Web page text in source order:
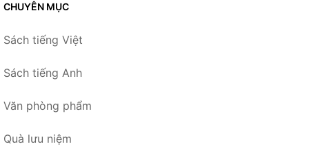
CHUYÊN MỤC
Sách tiếng Việt
Sách tiếng Anh
Văn phòng phẩm
Quà lưu niệm